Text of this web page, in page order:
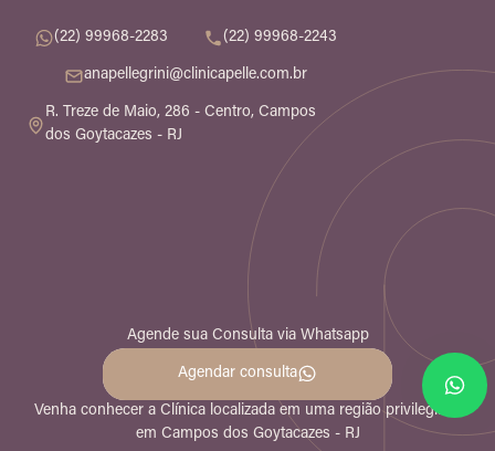
(22) 99968-2283 (22) 99968-2243
anapellegrini@clinicapelle.com.br
R. Treze de Maio, 286 - Centro, Campos
dos Goytacazes - RJ
Agende sua Consulta via Whatsapp
Agendar consulta
Venha conhecer a Clínica localizada em uma região privilegiada
em Campos dos Goytacazes - RJ